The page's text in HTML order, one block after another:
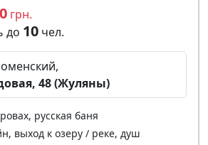
грн.
до 10 чел.
48 (Жуляны)
русская баня
выход к озеру / реке, душ